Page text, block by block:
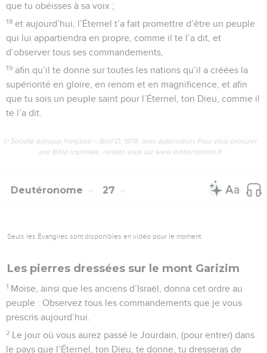
commandements que je te prescris aujourd’hui, l’Éternel, ton
Dieu, te donnera la supériorité sur toutes les nations de la
terre.
2 Voici toutes les bénédictions qui viendront sur toi et qui
t’atteindront, lorsque tu obéiras à la voix de l’Éternel, ton
Dieu :
3 Tu seras béni dans la ville, et tu seras béni dans la
campagne.
troupeaux, la reproduction de tes bovins et les portées de
Tu seras béni à ton arrivée, et tu seras béni à ton départ.
L’Éternel ordonnera à la bénédiction d’être avec toi dans
tes greniers et dans toutes tes entreprises. Il te bénira dans
le pays que l’Éternel, ton Dieu, te donne.
9 L’Éternel t’établira pour être son peuple saint, comme il te
l’a juré, lorsque tu observeras les commandements de
l’Éternel, ton Dieu, et que tu marcheras dans ses voies.